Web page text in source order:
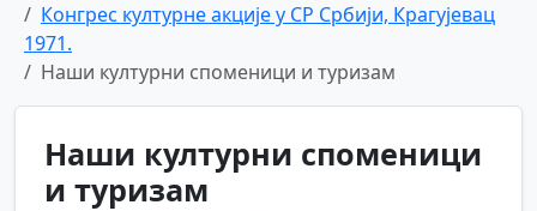
Конгрес културне акције у СР Србији, Крагујевац
1971.
Наши културни споменици и туризам
Наши културни споменици
и туризам